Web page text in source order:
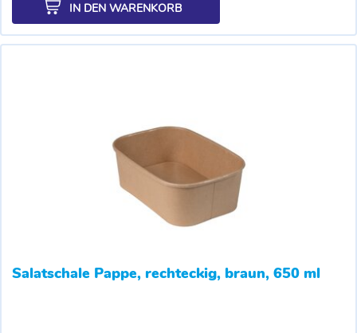
IN DEN WARENKORB
Salatschale Pappe, rechteckig, braun, 650 ml